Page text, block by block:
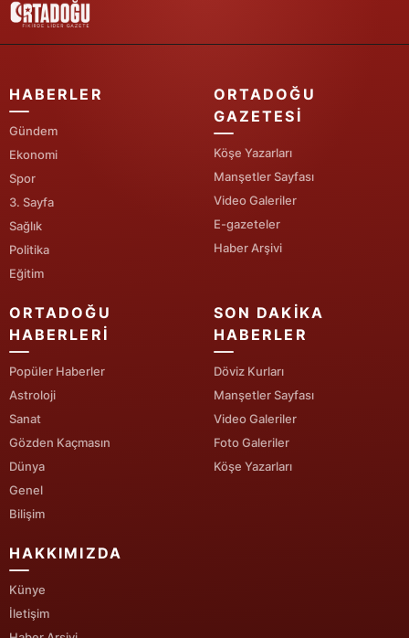
Tunceli
Şanlıurfa
Uşak
Aksaray
Bayburt
Karaman
Kırıkkale
HABERLER
Gündem
Ekonomi
Spor
3. Sayfa
Sağlık
Politika
Eğitim
ORTADOĞU
GAZETESI
Köşe Yazarları
Manşetler Sayfası
Video Galeriler
E-gazeteler
Haber Arşivi
ORTADOĞU
HABERLERI
Popüler Haberler
Astroloji
Sanat
Gözden Kaçmasın
Dünya
Genel
Bilişim
SON DAKIKA
HABERLER
Döviz Kurları
Manşetler Sayfası
Video Galeriler
Foto Galeriler
Köşe Yazarları
HAKKIMIZDA
Künye
İletişim